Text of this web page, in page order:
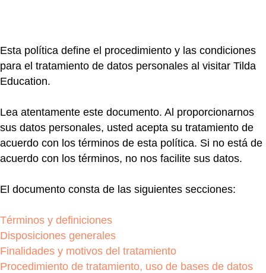
Esta política define el procedimiento y las condiciones
para el tratamiento de datos personales al visitar Tilda
Education.
Lea atentamente este documento. Al proporcionarnos
sus datos personales, usted acepta su tratamiento de
acuerdo con los términos de esta política. Si no está de
acuerdo con los términos, no nos facilite sus datos.
El documento consta de las siguientes secciones:
Términos y definiciones
Disposiciones generales
Finalidades y motivos del tratamiento
Procedimiento de tratamiento, uso de bases de datos